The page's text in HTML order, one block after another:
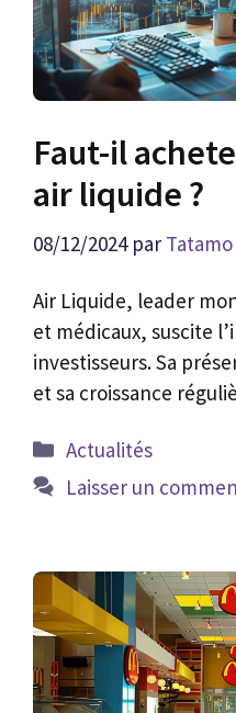
Faut-il
air liquide ?
08/12/2024 par Tatamo
Air Liquide, leader
et médicaux, suscite
investisseurs. Sa
et sa croissance
Catégories
Actualités
Laisser un